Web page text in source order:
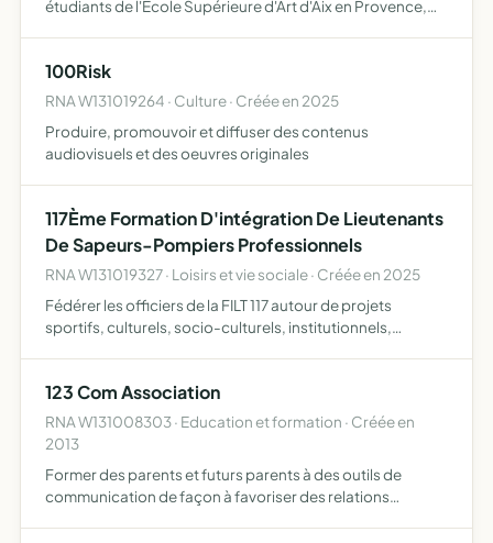
étudiants de l'Ecole Supérieure d'Art d'Aix en Provence,
100Risk
RNA W131019264 · Culture · Créée en 2025
Produire, promouvoir et diffuser des contenus
audiovisuels et des oeuvres originales
117Ème Formation D'intégration De Lieutenants
De Sapeurs-Pompiers Professionnels
RNA W131019327 · Loisirs et vie sociale · Créée en 2025
Fédérer les officiers de la FILT 117 autour de projets
sportifs, culturels, socio-culturels, institutionnels,
123 Com Association
RNA W131008303 · Education et formation · Créée en
2013
Former des parents et futurs parents à des outils de
communication de façon à favoriser des relations